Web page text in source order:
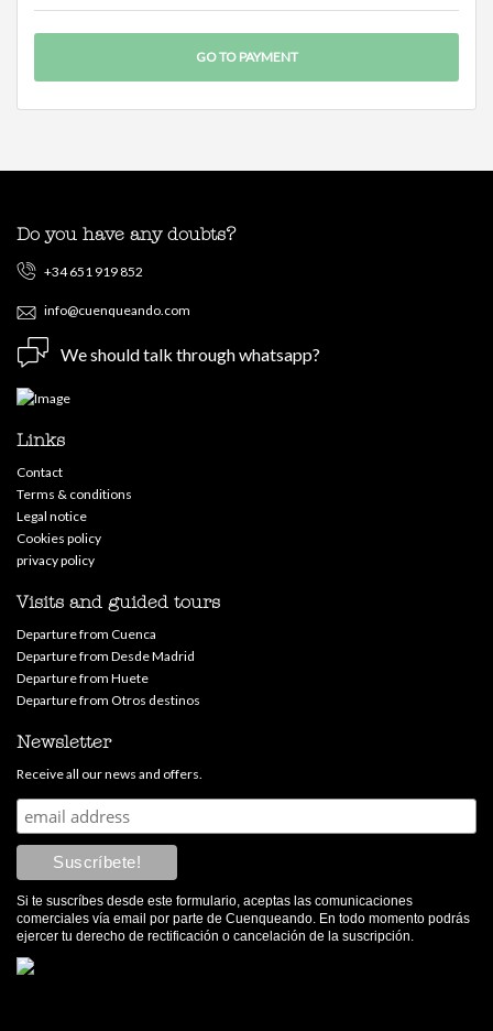
Do you have any doubts?
+34 651 919 852
info@cuenqueando.com
We should talk through whatsapp?
Links
Contact
Terms & conditions
Legal notice
Cookies policy
privacy policy
Visits and guided tours
Departure from Cuenca
Departure from Desde Madrid
Departure from Huete
Departure from Otros destinos
Newsletter
Receive all our news and offers.
Si te suscríbes desde este formulario, aceptas las comunicaciones
comerciales vía email por parte de Cuenqueando. En todo momento podrás
ejercer tu derecho de rectificación o cancelación de la suscripción.